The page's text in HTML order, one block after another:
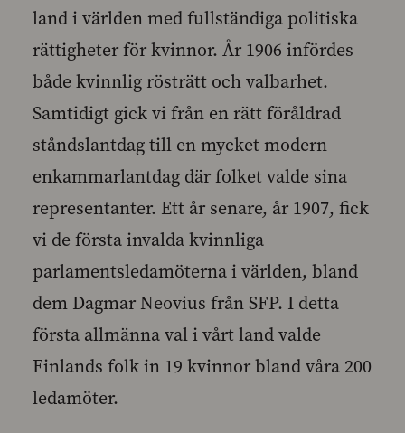
land i världen med fullständiga politiska
rättigheter för kvinnor. År 1906 infördes
både kvinnlig rösträtt och valbarhet.
Samtidigt gick vi från en rätt föråldrad
ståndslantdag till en mycket modern
enkammarlantdag där folket valde sina
representanter. Ett år senare, år 1907, fick
vi de första invalda kvinnliga
parlamentsledamöterna i världen, bland
dem Dagmar Neovius från SFP. I detta
första allmänna val i vårt land valde
Finlands folk in 19 kvinnor bland våra 200
ledamöter.